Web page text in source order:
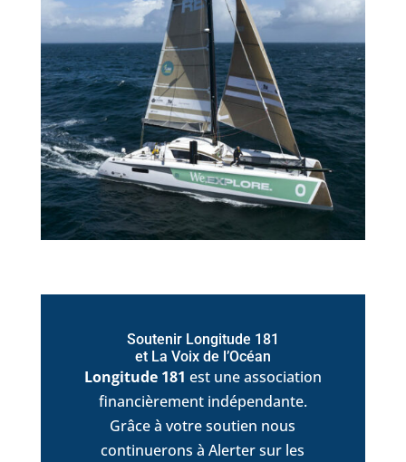
Soutenir Longitude 181
et La Voix de l’Océan
Longitude 181 est une association
financièrement indépendante.
Grâce à votre soutien nous
continuerons à Alerter sur les